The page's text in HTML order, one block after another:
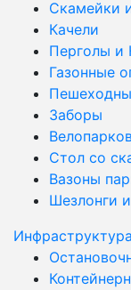
Скамейки
Качели
Перголы и
Газонные
Заборы
Стол со
Вазоны
Шезлонги
Инфраструктура